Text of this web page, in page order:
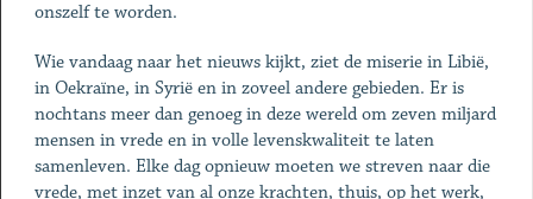
onszelf te worden.
Wie vandaag naar het nieuws kijkt, ziet de miserie in Libië,
in Oekraïne, in Syrië en in zoveel andere gebieden. Er is
nochtans meer dan genoeg in deze wereld om zeven miljard
mensen in vrede en in volle levenskwaliteit te laten
samenleven. Elke dag opnieuw moeten we streven naar die
vrede, met inzet van al onze krachten, thuis, op het werk,